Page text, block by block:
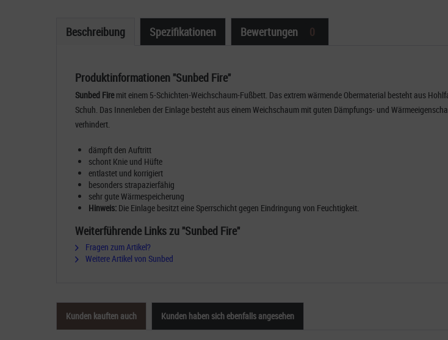
Beschreibung Spezifikationen Bewertungen 0
Produktinformationen "Sunbed Fire"
Sunbed Firemit einem 5-Schichten-Weichschaum-Fußbett. Das extrem wärmende Obermaterial besteht aus
Schuh. Das Innenleben der Einlage besteht aus einem Weichschaum mit guten Dämpfungs- und
verhindert.
dämpft den Auftritt
schont Knie und Hüfte
entlastet und korrigiert
besonders strapazierfähig
sehr gute Wärmespeicherung
Hinweis: Die Einlage besitzt eine Sperrschicht gegen Eindringung von Feuchtigkeit.
Weiterführende Links zu "Sunbed Fire"
Fragen zum Artikel?
Weitere Artikel von Sunbed
Kunden kauften auch Kunden haben sich ebenfalls angesehen